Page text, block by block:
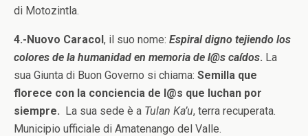
di Motozintla.
4.-Nuovo Caracol, il suo nome: Espiral digno tejiendo los
colores de la humanidad en memoria de l@s caídos. La
sua Giunta di Buon Governo si chiama: Semilla que
florece con la conciencia de l@s que luchan por
siempre. La sua sede è a Tulan Ka’u, terra recuperata.
Municipio ufficiale di Amatenango del Valle.